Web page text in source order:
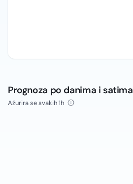
Prognoza po danima i satima
Ažurira se svakih 1h